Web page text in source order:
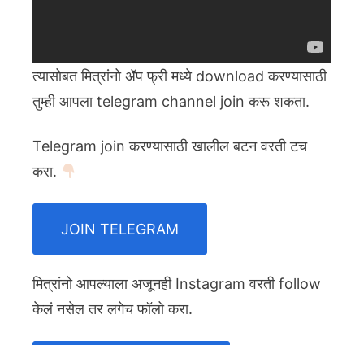
त्यासोबत मित्रांनो ॲप फ्री मध्ये download करण्यासाठी
तुम्ही आपला telegram channel join करू शकता.
Telegram join करण्यासाठी खालील बटन वरती टच
करा.
JOIN TELEGRAM
मित्रांनो आपल्याला अजूनही Instagram वरती follow
केलं नसेल तर लगेच फॉलो करा.